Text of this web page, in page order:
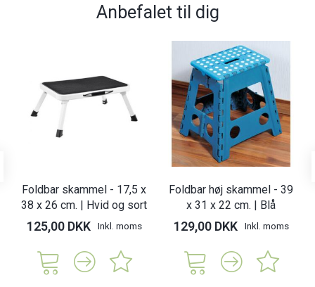
Anbefalet til dig
Foldbar skammel - 17,5 x
38 x 26 cm. | Hvid og sort
125,00 DKK Inkl. moms
Foldbar høj skammel - 39
x 31 x 22 cm. | Blå
129,00 DKK Inkl. moms